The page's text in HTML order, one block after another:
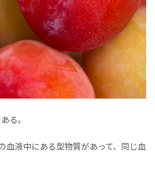
る。
血液中にある型物質があって、同じ血